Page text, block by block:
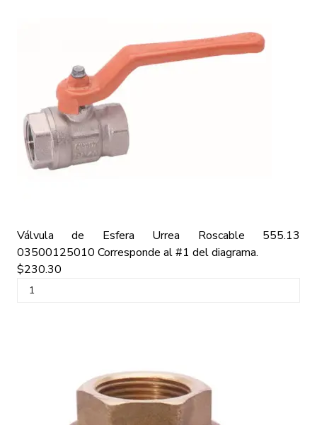
Válvula de Esfera Urrea Roscable 555.13
03500125010 Corresponde al #1 del diagrama.
$230.30